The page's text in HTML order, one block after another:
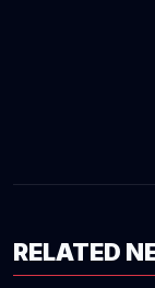
RELATED